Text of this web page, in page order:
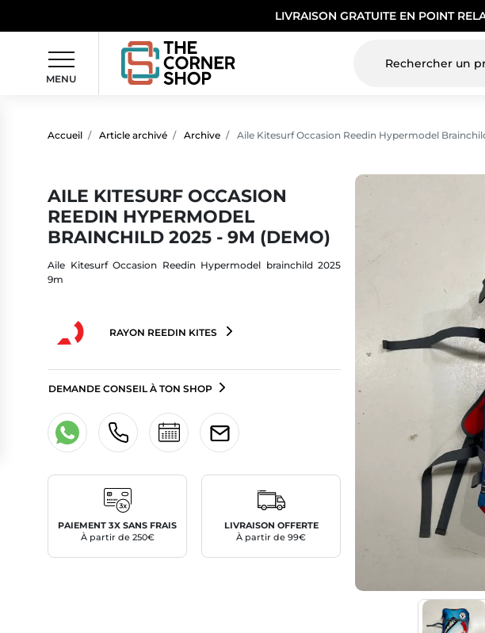
LIVRAISON GRATUITE EN POINT
MENU
Accueil Article archivé Archive Aile Kitesurf Occasion Reedin Hypermodel
AILE KITESURF OCCASION
REEDIN HYPERMODEL
BRAINCHILD 2025 - 9M (DEMO)
Aile Kitesurf Occasion Reedin Hypermodel brainchild 2025
9m
RAYON REEDIN KITES
DEMANDE CONSEIL À TON SHOP
PAIEMENT 3X SANS FRAIS
À partir de 250€
LIVRAISON OFFERTE
À partir de 99€